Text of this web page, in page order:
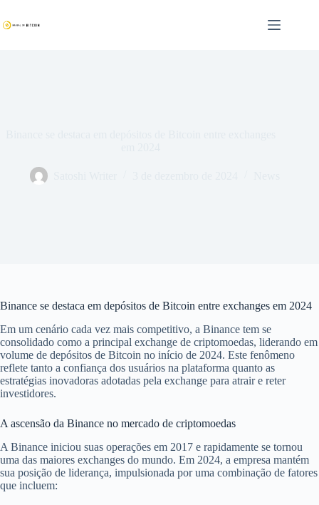
para
o
Binance se destaca em depósitos de Bitcoin entre exchanges em 2024
Em um cenário cada vez mais competitivo, a Binance tem se
consolidado como a principal exchange de criptomoedas, liderando em
volume de depósitos de Bitcoin no início de 2024. Este fenômeno
reflete tanto a confiança dos usuários na plataforma quanto as
estratégias inovadoras adotadas pela exchange para atrair e reter
investidores.
A ascensão da Binance no mercado de criptomoedas
A Binance iniciou suas operações em 2017 e rapidamente se tornou
uma das maiores exchanges do mundo. Em 2024, a empresa mantém
sua posição de liderança, impulsionada por uma combinação de fatores
que incluem: